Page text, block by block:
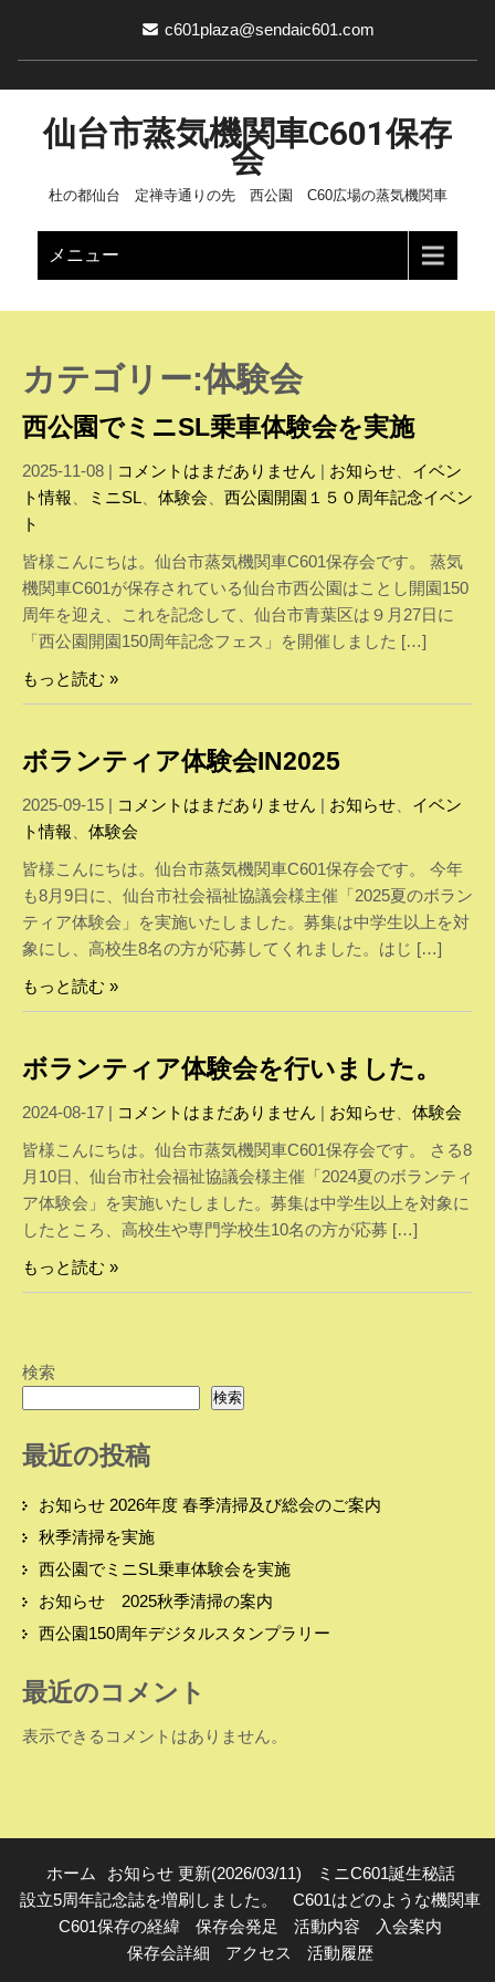
c601plaza@sendaic601.com
仙台市蒸気機関車C601保存
会
杜の都仙台 定禅寺通りの先 西公園 C60広場の蒸気機関車
メニュー
カテゴリー:体験会
西公園でミニSL乗車体験会を実施
2025-11-08 | コメントはまだありません | お知らせ
イベン
ト情報
ミニSL 体験会
西公園開園１５０周年記念イベン
ト
皆様こんにちは。仙台市蒸気機関車C601保存会です。 蒸気
機関車C601が保存されている仙台市西公園はことし開園150
周年を迎え、これを記念して、仙台市青葉区は９月27日に
「西公園開園150周年記念フェス」を開催しました […]
もっと読む »
ボランティア体験会IN2025
2025-09-15 | コメントはまだありません | お知らせ
イベン
ト情報
体験会
皆様こんにちは。仙台市蒸気機関車C601保存会です。 今年
も8月9日に、仙台市社会福祉協議会様主催「2025夏のボラン
ティア体験会」を実施いたしました。募集は中学生以上を対
象にし、高校生8名の方が応募してくれました。はじ […]
もっと読む »
ボランティア体験会を行いました。
2024-08-17 | コメントはまだありません | お知らせ
体験会
皆様こんにちは。仙台市蒸気機関車C601保存会です。 さる8
月10日、仙台市社会福祉協議会様主催「2024夏のボランティ
ア体験会」を実施いたしました。募集は中学生以上を対象に
したところ、高校生や専門学校生10名の方が応募 […]
もっと読む »
検索
検索
最近の投稿
お知らせ 2026年度 春季清掃及び総会のご案内
秋季清掃を実施
西公園でミニSL乗車体験会を実施
お知らせ 2025秋季清掃の案内
西公園150周年デジタルスタンプラリー
最近のコメント
表示できるコメントはありません。
ホーム お知らせ 更新(2026/03/11)
ミニC601誕生秘話
設立5周年記念誌を増刷しました。
C601はどのような機関車
C601保存の経緯
保存会発足 活動内容
入会案内
保存会詳細
アクセス
活動履歴